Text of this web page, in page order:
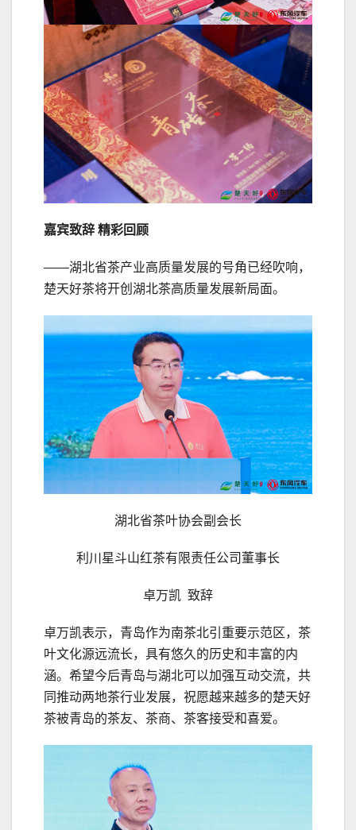
嘉宾致辞 精彩回顾
——湖北省茶产业高质量发展的号角已经吹响，
楚天好茶将开创湖北茶高质量发展新局面。
湖北省茶叶协会副会长
利川星斗山红茶有限责任公司董事长
卓万凯 致辞
卓万凯表示，青岛作为南茶北引重要示范区，茶
叶文化源远流长，具有悠久的历史和丰富的内
涵。希望今后青岛与湖北可以加强互动交流，共
同推动两地茶行业发展，祝愿越来越多的楚天好
茶被青岛的茶友、茶商、茶客接受和喜爱。